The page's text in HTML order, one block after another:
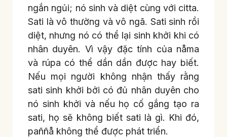
ngắn ngủi; nó sinh và diệt cùng với citta.
Sati là vô thường và vô ngã. Sati sinh rồi
diệt, nhưng nó có thể lại sinh khởi khi có
nhân duyên. Vì vậy đặc tính của nåma
và rúpa có thể dần dần được hay biết.
Nếu mọi người không nhận thấy rằng
sati sinh khởi bởi có đủ nhân duyên cho
nó sinh khởi và nếu họ cố gắng tạo ra
sati, họ sẽ không biết sati là gì. Khi đó,
paññå không thể được phát triển.